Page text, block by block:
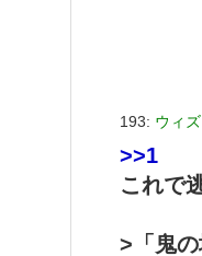
193: ウィ
>>1
これで
>「鬼